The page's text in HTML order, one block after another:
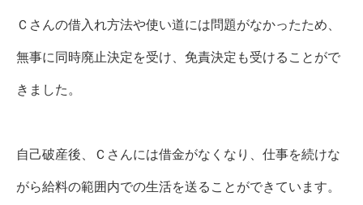
Ｃさんの借入れ方法や使い道には問題がなかったため、
無事に同時廃止決定を受け、免責決定も受けることがで
きました。
自己破産後、Ｃさんには借金がなくなり、仕事を続けな
がら給料の範囲内での生活を送ることができています。